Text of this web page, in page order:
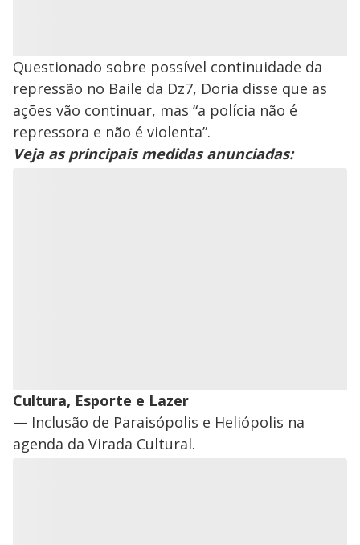
Questionado sobre possível continuidade da
repressão no Baile da Dz7, Doria disse que as
ações vão continuar, mas “a polícia não é
repressora e não é violenta”.
Veja as principais medidas anunciadas:
Cultura, Esporte e Lazer
— Inclusão de Paraisópolis e Heliópolis na
agenda da Virada Cultural.